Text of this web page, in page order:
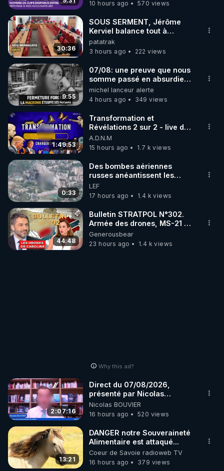
également instructeur de kitesurf, ceinture noire de
Karaté Shotokan et instructeur Systema (art
martial russe). Son approche transdisciplinaire l’a
amené à élaborer et à synthétiser le meilleur des
outils de régénération de ce monde pour retrouver
la santé et la vitalité. Partager et transmettre au
plus grand nombre comment se recharger
naturellement pour accomplir leurs projets de vie
http://www.lifeforcewithyou.com/
________________
J'ai besoin de vous pour continuer à diffuser
gratuitement de l'information.
https://www.patreon.com/user?u=13143398
10 hours ago 570 views
30:36
SOUS SERMENT, Jérôme
Kerviel balance tout à
l'Assemblée !
patatrak
3 hours ago
222 views
9:55
07/08: une preuve que nous
somme passé en absurdie
une dictature qui veut faire
taire ses opposant !
michel lanceur alerte
4 hours ago
349 views
1:49:53
Transformation et
Révélations 2 sur 2 - live du
07/08/26
A.D.N.M
15 hours ago
1.7 k views
0:33
Des bombes aériennes
russes anéantissent les
centres de contrôle de
drones de 3 brigades
ukrainienne
LEF
17 hours ago
1.4 k views
44:48
Bulletin STRATPOL N°302.
Armée des drones, MS-21 en
série, missiles coréens.
07.08.2026.
Generousbear
23 hours ago
1.4 k views
Why this ad?
2:07:16
Direct du 07/08/2026,
présenté par Nicolas
BOUVIER
Nicolas BOUVIER
16 hours ago
520 views
13:21
DANGER notre Souveraineté
Alimentaire est attaqué...
Coeur de Savoie radioweb TV
16 hours ago
379 views